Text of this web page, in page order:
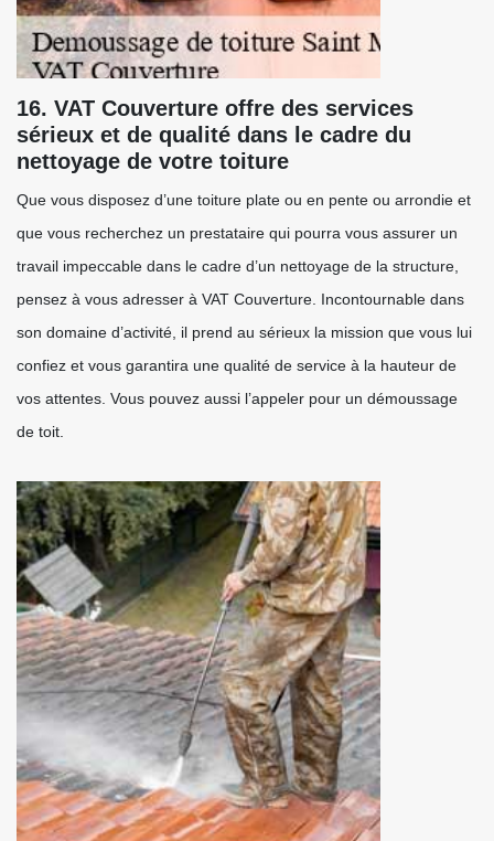
16. VAT Couverture offre des services
sérieux et de qualité dans le cadre du
nettoyage de votre toiture
Que vous disposez d’une toiture plate ou en pente ou arrondie et
que vous recherchez un prestataire qui pourra vous assurer un
travail impeccable dans le cadre d’un nettoyage de la structure,
pensez à vous adresser à VAT Couverture. Incontournable dans
son domaine d’activité, il prend au sérieux la mission que vous lui
confiez et vous garantira une qualité de service à la hauteur de
vos attentes. Vous pouvez aussi l’appeler pour un démoussage
de toit.